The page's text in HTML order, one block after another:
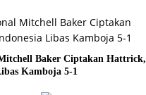
Baker Ciptakan Hattrick,
Kamboja 5-1